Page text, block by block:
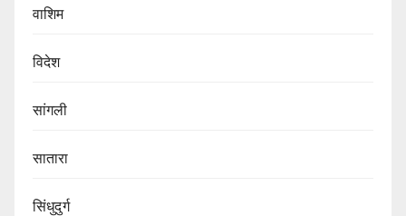
वाशिम
विदेश
सांगली
सातारा
सिंधुदुर्ग